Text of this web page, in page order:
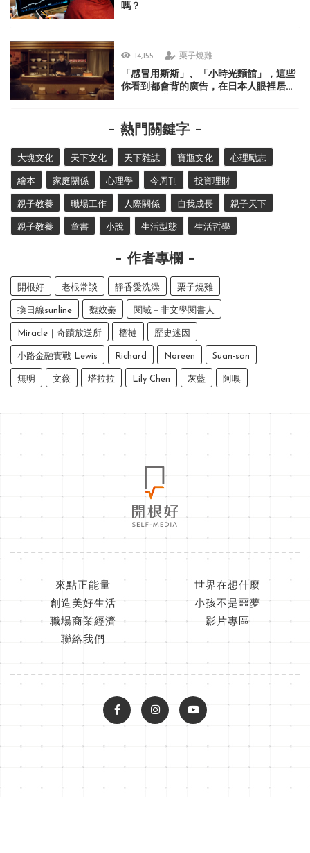
嗎？
14,155 栗子燒雞
「感冒用斯斯」、「小時光麵館」，這些
你看到都會背的廣告，在日本人眼裡居然
熱門關鍵字
大塊文化 天下文化 天下雜誌 寶瓶文化 心理勵志
繪本 家庭關係 心理學 今周刊 投資理財
親子教養 職場工作 人際關係 自我成長 親子天下
親子教養 童書 小說 生活型態 生活哲學
作者專欄
開根好 老根常談 靜香愛洗澡 栗子燒雞
換日線sunline 魏妏秦 閱域－非文學閱書人
Miracle｜奇蹟放送所 榴槤 歷史迷因
小路金融實戰 Lewis Richard Noreen Suan-san
無明 文薇 塔拉拉 Lily Chen 灰藍 阿嗅
來點正能量
世界在想什麼
創造美好生活
小孩不是噩夢
職場商業經濟
影片專區
聯絡我們